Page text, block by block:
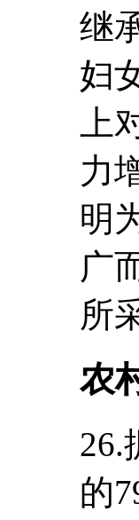
继
妇
上
力
明
广
所
农
26.
的